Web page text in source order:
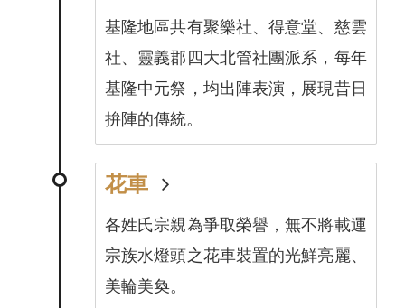
基隆地區共有聚樂社、得意堂、慈雲
社、靈義郡四大北管社團派系，每年
基隆中元祭，均出陣表演，展現昔日
拚陣的傳統。
花車
各姓氏宗親為爭取榮譽，無不將載運
宗族水燈頭之花車裝置的光鮮亮麗、
美輪美奐。